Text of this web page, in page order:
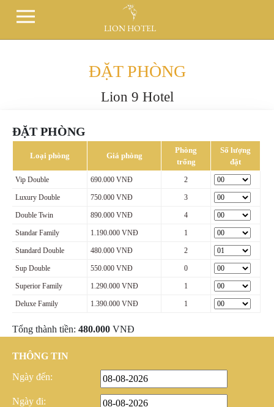
LION HOTEL
ĐẶT PHÒNG
Lion 9 Hotel
ĐẶT PHÒNG
Loại phòng Giá phòng
Phòng
trống
Số lượng
đặt
Vip Double 690.000 VNĐ 2
Luxury Double 750.000 VNĐ 3
Double Twin 890.000 VNĐ 4
Standar Family 1.190.000 VNĐ 1
Standard Double 480.000 VNĐ 2
Sup Double 550.000 VNĐ 0
Superior Family 1.290.000 VNĐ 1
Deluxe Family 1.390.000 VNĐ 1
Tổng thành tiền: 480.000 VNĐ
THÔNG TIN
Ngày đến:
Ngày đi: